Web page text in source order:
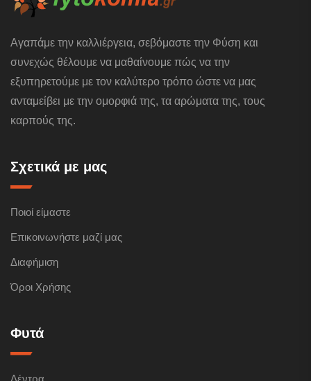
Αγαπάμε την καλλιέργεια, σεβόμαστε την Φύση και
συνεχώς θέλουμε να μαθαίνουμε πώς να την
εξυπηρετούμε με τον καλύτερο τρόπο ώστε να μας
ανταμείβει με την ομορφιά της, τα αρώματα της, τους
καρπούς της.
Σχετικά με μας
Ποιοί είμαστε
Επικοινωνήστε μαζί μας
Διαφήμιση
Όροι Χρήσης
Φυτά
Δέντρα